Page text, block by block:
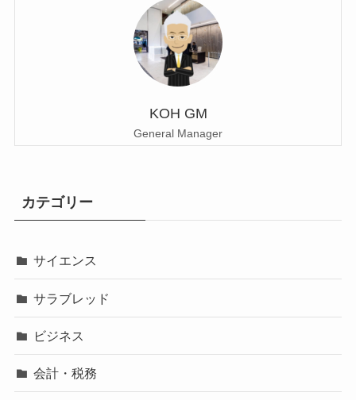
KOH GM
General Manager
カテゴリー
サイエンス
サラブレッド
ビジネス
会計・税務